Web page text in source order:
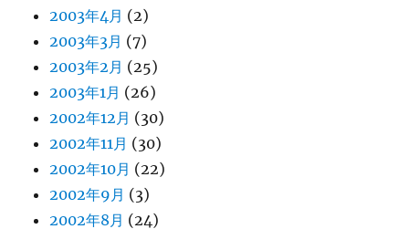
2003年4月 (2)
2003年3月 (7)
2003年2月 (25)
2003年1月 (26)
2002年12月 (30)
2002年11月 (30)
2002年10月 (22)
2002年9月 (3)
2002年8月 (24)